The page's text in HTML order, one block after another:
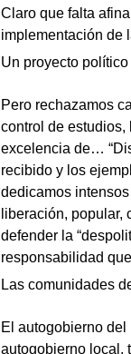
Claro que falta
implementación de
Un proyecto
Pero rechazamos
control de estudios,
excelencia de…
recibido y los
dedicamos
liberación,
defender la
responsabilidad
Las comunidades
El autogobierno
autogobierno local,